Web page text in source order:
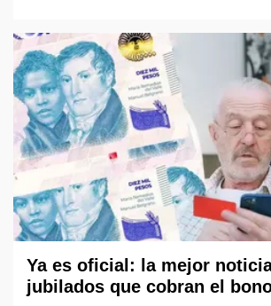
Ya es oficial: la mejor
jubilados que cobran el